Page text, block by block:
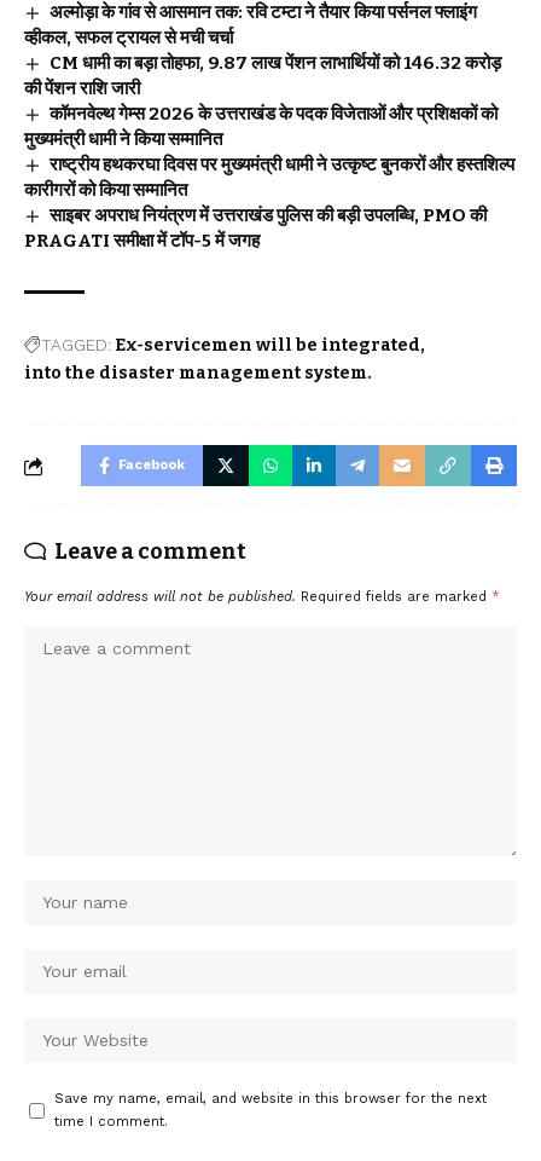
अल्मोड़ा के गांव से आसमान तक: रवि टम्टा ने तैयार किया पर्सनल फ्लाइंग
व्हीकल, सफल ट्रायल से मची चर्चा
CM धामी का बड़ा तोहफा, 9.87 लाख पेंशन लाभार्थियों को ₹146.32 करोड़
की पेंशन राशि जारी
कॉमनवेल्थ गेम्स 2026 के उत्तराखंड के पदक विजेताओं और प्रशिक्षकों को
मुख्यमंत्री धामी ने किया सम्मानित
राष्ट्रीय हथकरघा दिवस पर मुख्यमंत्री धामी ने उत्कृष्ट बुनकरों और हस्तशिल्प
कारीगरों को किया सम्मानित
साइबर अपराध नियंत्रण में उत्तराखंड पुलिस की बड़ी उपलब्धि, PMO की
PRAGATI समीक्षा में टॉप-5 में जगह
TAGGED: Ex-servicemen will be integrated
into the disaster management system.
Facebook
Leave a comment
Your email address will not be published. Required fields are marked *
Save my name, email, and website in this browser for the next
time I comment.